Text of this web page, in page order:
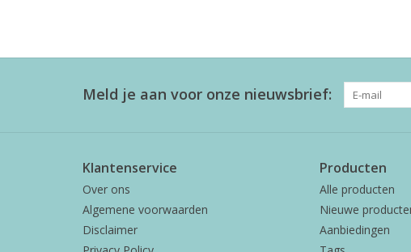
Meld je aan voor onze nieuwsbrief:
Klantenservice
Over ons
Algemene voorwaarden
Disclaimer
Producten
Alle producten
Nieuwe
Aanbiedingen